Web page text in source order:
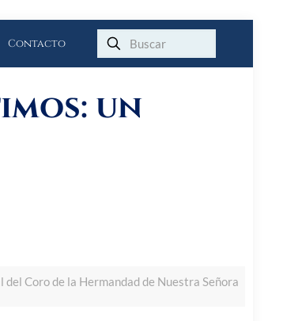
Contacto
un
Coro de la Hermandad de Nuestra Señora